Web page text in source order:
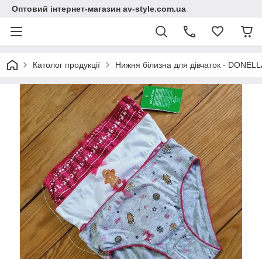
Оптовий інтернет-магазин av-style.com.ua
Католог продукції Нижня білизна для дівчаток -